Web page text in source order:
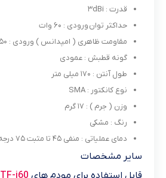
قدرت : ۳dBi
حداکثر توان ورودی : ۶۰ وات
مقاومت ظاهری ( امپدانس ) ورودی : ۵۰ اهم
گونه قطبش : عمودی
طول آنتن : ۱۷۰ میلی متر
نوع کانکتور : SMA
وزن ( جرم ) : ۱۷ گرم
رنگ : مشکی
دمای عملیاتی : منفی ۴۵ تا مثبت ۷۵ درجه سانتیگراد
سایر مشخصات